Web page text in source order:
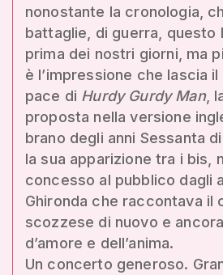
nonostante la cronologia,
battaglie, di guerra, questo
prima dei nostri giorni, ma
è l’impressione che lascia
pace di Hurdy Gurdy Man,
proposta nella versione
brano degli anni Sessanta
la sua apparizione tra i bis,
concesso al pubblico dagli
Ghironda che raccontava il
scozzese di nuovo e
d’amore e dell’anima.
Un concerto generoso.